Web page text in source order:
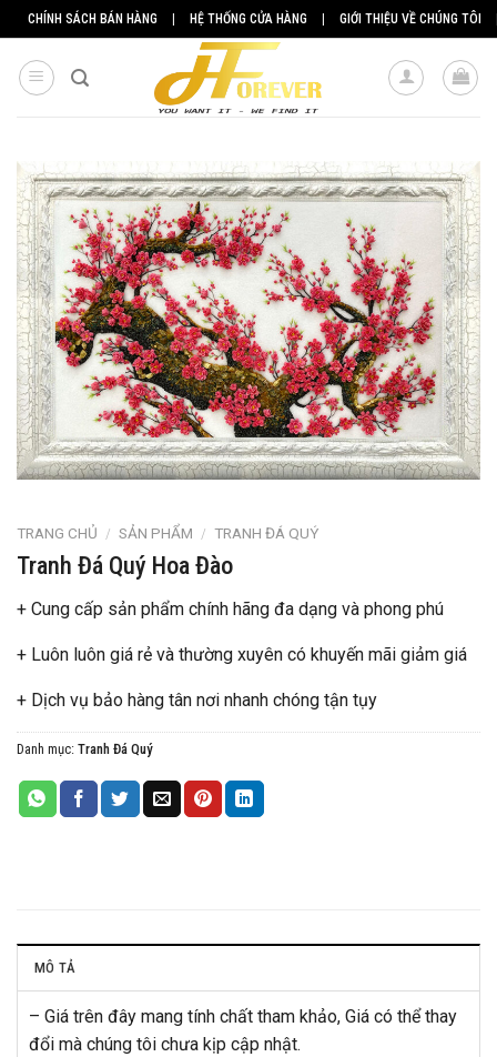
Skip
to
content
CHÍNH SÁCH BÁN HÀNG | HỆ THỐNG CỬA HÀNG | GIỚI THIỆU VỀ CHÚNG TÔI
TRANG CHỦ / SẢN PHẨM / TRANH ĐÁ QUÝ
Tranh Đá Quý Hoa Đào
+ Cung cấp sản phẩm chính hãng đa dạng và phong phú
+ Luôn luôn giá rẻ và thường xuyên có khuyến mãi giảm giá
+ Dịch vụ bảo hàng tân nơi nhanh chóng tận tụy
Danh mục: Tranh Đá Quý
MÔ TẢ
– Giá trên đây mang tính chất tham khảo, Giá có thể thay
đổi mà chúng tôi chưa kịp cập nhật.